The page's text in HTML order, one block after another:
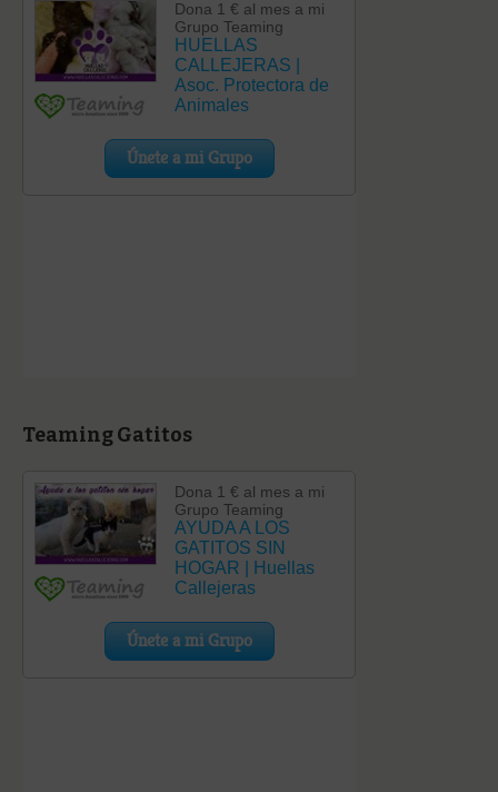
Teaming Gatitos